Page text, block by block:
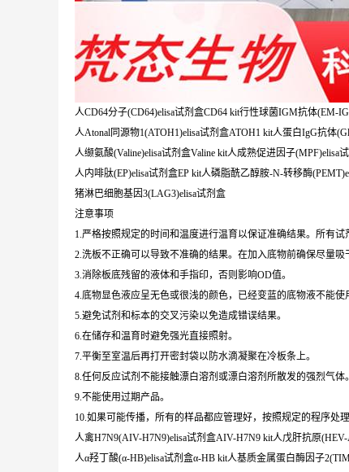
人CD64分子(CD64)elisa试剂盒CD64 kit行性球菌IGM抗体(EM-
人Atonal同源物1(ATOH1)elisa试剂盒ATOH1 kit人蛋白IgG抗体
人缬氨酸(Valine)elisa试剂盒Valine kit人成熟促进因子(MPF)elisa
人内啡肽(EP)elisa试剂盒EP kit人磷脂酰乙醇胺-N-转移酶
猪淋巴细胞基因3(LAG3)elisa试剂盒
注意事项
1.严格按照规定的时间和温度进行温育以保证准确结果。所有
2.洗板不正确可以导致不准确的结果。在加入底物前确保尽量吸
3.消除板底残留的液体和手指印，否则影响OD值。
4.底物显色液应呈无色或很浅的颜色，已经变蓝的底物液不能使
5.避免试剂和标本的交叉污染以免造成错误结果。
6.在储存和温育时避免强光直接照射。
7.平衡至室温后再打开密封袋以防水滴凝聚在冷板条上。
8.任何反应试剂不能接触漂白溶剂或漂白溶剂所散发的强烈气
9.不能使用过期产品。
10.如果可能传播，所有的样品都应管理好，按照规定的程序处
人禽H7N9(AIV-H7N9)elisa试剂盒AIV-H7N9 kit人戊肝抗原
人α羟丁酸(α-HB)elisa试剂盒α-HB kit人基质金属蛋白酶因子